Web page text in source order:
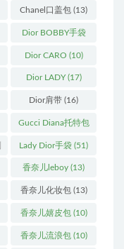
(12)
Chanel口盖包 (13)
Dior BOBBY手袋
(26)
Dior CARO (10)
Dior LADY(17)
Dior肩带 (16)
Gucci Diana托特包
(11)
Lady Dior手袋 (51)
香奈儿leboy (13)
香奈儿化妆包(13)
香奈儿嬉皮包(10)
香奈儿流浪包(10)